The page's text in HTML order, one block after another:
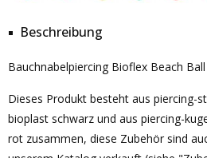
Beschreibung
Bauchnabelpiercing Bioflex Beach
Dieses Produkt besteht aus piercing-
bioplast schwarz und aus piercing-
rot zusammen, diese Zubehör sind